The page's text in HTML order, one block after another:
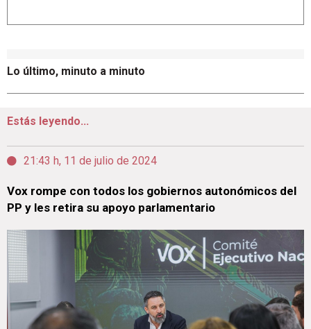
Lo último, minuto a minuto
Estás leyendo...
21:43 h, 11 de julio de 2024
Vox rompe con todos los gobiernos autonómicos del
PP y les retira su apoyo parlamentario